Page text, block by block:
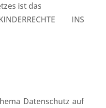
ist das
INS
Datenschutz auf